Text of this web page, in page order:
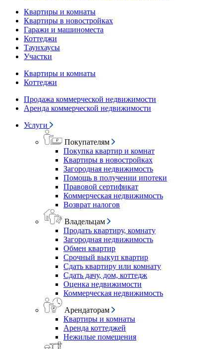
Квартиры и комнаты
Квартиры в новостройках
Гаражи и машиноместа
Коттеджи
Таунхаусы
Участки
Квартиры и комнаты
Коттеджи
Продажа коммерческой недвижимости
Аренда коммерческой недвижимости
Услуги
Покупателям
Покупка квартир и комнат
Квартиры в новостройках
Загородная недвижимость
Помощь в получении ипотеки
Правовой сертификат
Коммерческая недвижимость
Возврат налогов
Владельцам
Продать квартиру, комнату
Загородная недвижимость
Обмен квартир
Срочный выкуп квартир
Сдать квартиру или комнату
Сдать дачу, дом, коттедж
Оценка недвижимости
Коммерческая недвижимость
Арендаторам
Квартиры и комнаты
Аренда коттеджей
Нежилые помещения